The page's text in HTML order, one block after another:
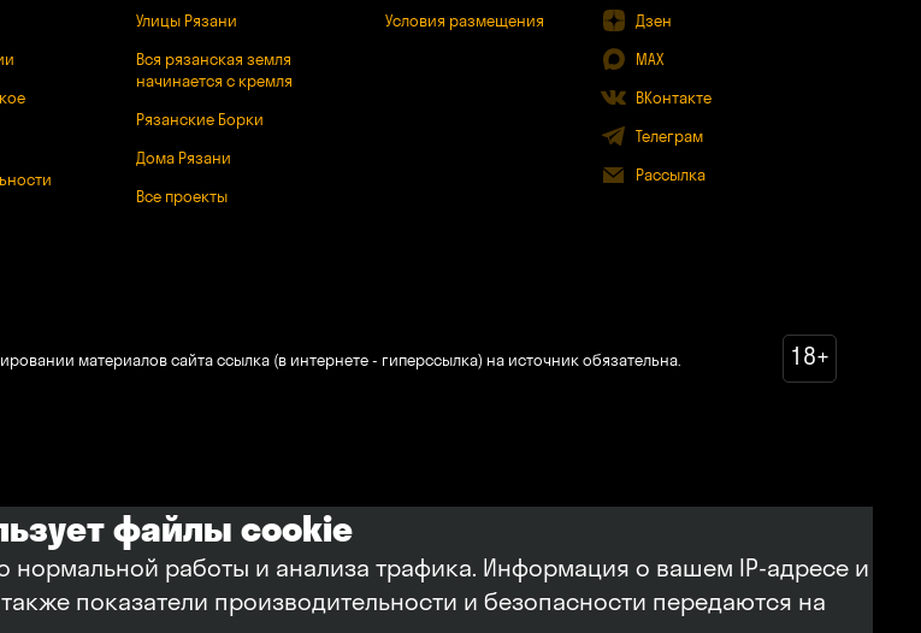
Улицы Рязани
Вся рязанская земля
начинается с кремля
Рязанские Борки
Дома Рязани
Все проекты
Условия размещения
Дзен
MAX
ВКонтакте
Телеграм
Рассылка
материалов сайта ссылка (в интернете - гиперссылка) на источник обязательна. 18+
файлы cookie
нормальной работы и анализа трафика. Информация о вашем IP-адресе и
также показатели производительности и безопасности передаются на